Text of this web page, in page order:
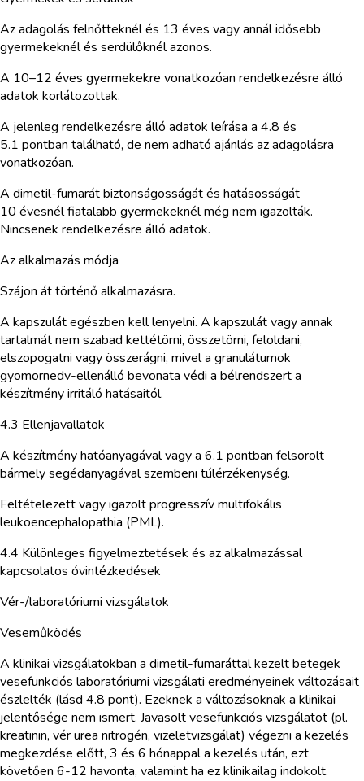
Az adagolás felnőtteknél és 13 éves vagy annál idősebb
gyermekeknél és serdülőknél azonos.
A 10–12 éves gyermekekre vonatkozóan rendelkezésre álló
adatok korlátozottak.
A jelenleg rendelkezésre álló adatok leírása a 4.8 és
5.1 pontban található, de nem adható ajánlás az adagolásra
vonatkozóan.
A dimetil-fumarát biztonságosságát és hatásosságát
10 évesnél fiatalabb gyermekeknél még nem igazolták.
Nincsenek rendelkezésre álló adatok.
Az alkalmazás módja
Szájon át történő alkalmazásra.
A kapszulát egészben kell lenyelni. A kapszulát vagy annak
tartalmát nem szabad kettétörni, összetörni, feloldani,
elszopogatni vagy összerágni, mivel a granulátumok
gyomornedv-ellenálló bevonata védi a bélrendszert a
készítmény irritáló hatásaitól.
4.3 Ellenjavallatok
A készítmény hatóanyagával vagy a 6.1 pontban felsorolt
bármely segédanyagával szembeni túlérzékenység.
Feltételezett vagy igazolt progresszív multifokális
leukoencephalopathia (PML).
4.4 Különleges figyelmeztetések és az alkalmazással
kapcsolatos óvintézkedések
Vér-/laboratóriumi vizsgálatok
Veseműködés
A klinikai vizsgálatokban a dimetil-fumaráttal kezelt betegek
vesefunkciós laboratóriumi vizsgálati eredményeinek változásait
észlelték (lásd 4.8 pont). Ezeknek a változásoknak a klinikai
jelentősége nem ismert. Javasolt vesefunkciós vizsgálatot (pl.
kreatinin, vér urea nitrogén, vizeletvizsgálat) végezni a kezelés
megkezdése előtt, 3 és 6 hónappal a kezelés után, ezt
követően 6-12 havonta, valamint ha ez klinikailag indokolt.